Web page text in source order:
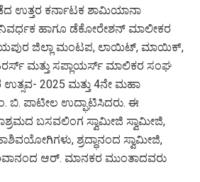
ಉತ್ತರ ಕರ್ನಾಟಕ ಶಾಮಿಯಾನಾ
ಹಾಗೂ ಡೆಕೋರೇಶನ್ ಮಾಲೀಕರ
ಜಿಲ್ಲಾ ಮಂಟಪ, ಲಾಯಿಟ್, ಮಾಯಿಕ್,
ಮತ್ತು ಸಪ್ಲಾಯರ್ಸ್ ಮಾಲಿಕರ ಸಂಘ
2025 ಮತ್ತು 4ನೇ ಮಹಾ
ಬಿ. ಪಾಟೀಲ ಉದ್ಘಾಟಿಸಿದರು. ಈ
ಬಸವಲಿಂಗ ಸ್ವಾಮೀಜಿ ಸ್ವಾಮೀಜಿ,
ಶ್ರದ್ಧಾನಂದ ಸ್ವಾಮೀಜಿ,
ಆರ್. ಮಾನಕರ ಮುಂತಾದವರು